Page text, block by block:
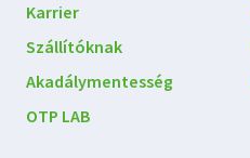
Karrier
Szállítóknak
Akadálymentesség
OTP LAB